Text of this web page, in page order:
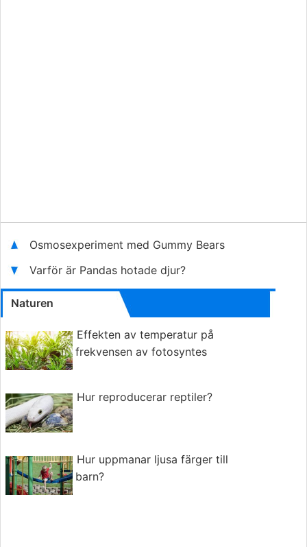
Osmosexperiment med Gummy Bears
Varför är Pandas hotade djur?
Naturen
Effekten av temperatur på
frekvensen av fotosyntes
Hur reproducerar reptiler?
Hur uppmanar ljusa färger till
barn?